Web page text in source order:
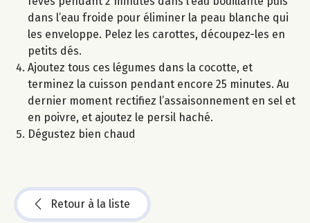
dans l’eau froide pour éliminer la peau blanche qui
les enveloppe. Pelez les carottes, découpez-les en
petits dés.
Ajoutez tous ces légumes dans la cocotte, et
terminez la cuisson pendant encore 25 minutes. Au
dernier moment rectifiez l’assaisonnement en sel et
en poivre, et ajoutez le persil haché.
Dégustez bien chaud
Retour à la liste